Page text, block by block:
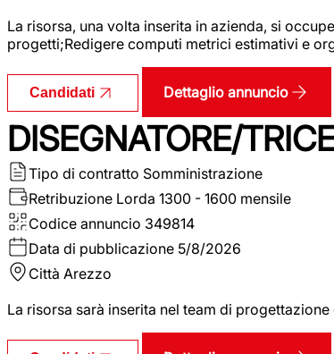
La risorsa, una volta inserita in azienda, si
progetti;Redigere computi metrici estimativi e
Candidati Dettaglio annuncio
DISEGNATORE/
Tipo di contratto Somministrazione
Retribuzione Lorda 1300 - 1600 mensile
Codice annuncio 349814
Data di pubblicazione 5/8/2026
Città Arezzo
La risorsa sarà inserita nel team di